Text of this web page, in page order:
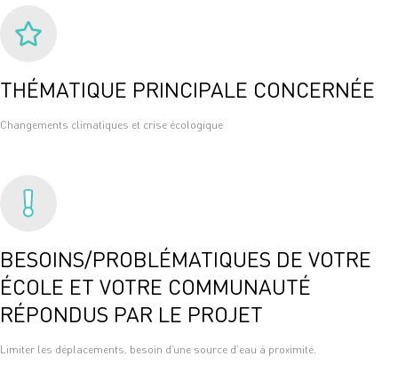
THÉMATIQUE PRINCIPALE CONCERNÉE
Changements climatiques et crise écologique
BESOINS/PROBLÉMATIQUES DE VOTRE
ÉCOLE ET VOTRE COMMUNAUTÉ
RÉPONDUS PAR LE PROJET
Limiter les déplacements, besoin d’une source d’eau à proximité.